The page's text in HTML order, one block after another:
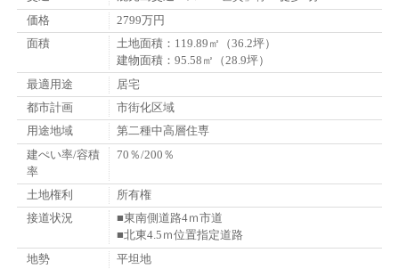
価格
2799万円
面積
土地面積：119.89㎡（36.2坪）
建物面積：95.58㎡（28.9坪）
最適用途
居宅
都市計画
市街化区域
用途地域
第二種中高層住専
建ぺい率/容積
率
70％/200％
土地権利
所有権
接道状況
■東南側道路4ｍ市道
■北東4.5ｍ位置指定道路
地勢
平坦地